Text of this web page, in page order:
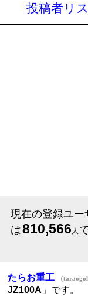
投稿者リ
現在の登録ユー
は810,566 人
たらお重工 （
JZ100A 」です。